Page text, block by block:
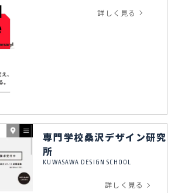
詳しく見る
専門学校桑沢デザイン研究
所
KUWASAWA DESIGN SCHOOL
詳しく見る